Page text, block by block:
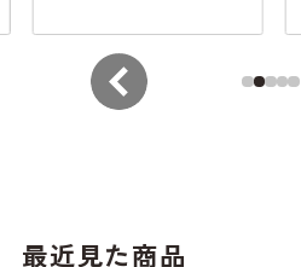
最近見た商品